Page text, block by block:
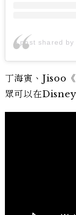
A post shared by
丁海寅、Jisoo
眾可以在